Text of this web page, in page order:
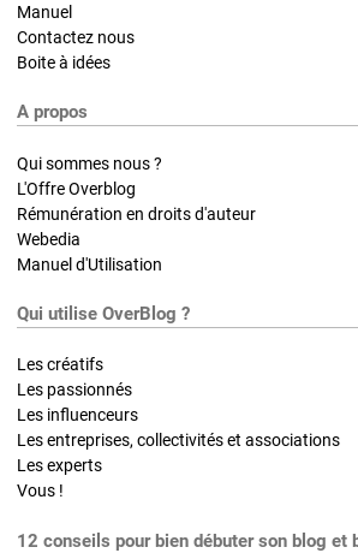
Manuel
Contactez nous
Boite à idées
A propos
Qui sommes nous ?
L'Offre Overblog
Rémunération en droits d'auteur
Webedia
Manuel d'Utilisation
Qui utilise OverBlog ?
Les créatifs
Les passionnés
Les influenceurs
Les entreprises, collectivités et associations
Les experts
Vous !
12 conseils pour bien débuter son blog et